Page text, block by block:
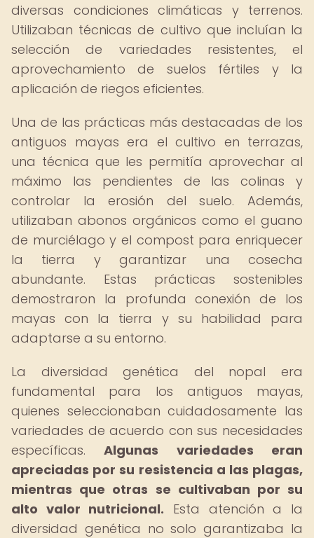
diversas condiciones climáticas y terrenos.
Utilizaban técnicas de cultivo que incluían la
selección de variedades resistentes, el
aprovechamiento de suelos fértiles y la
aplicación de riegos eficientes.
Una de las prácticas más destacadas de los
antiguos mayas era el cultivo en terrazas,
una técnica que les permitía aprovechar al
máximo las pendientes de las colinas y
controlar la erosión del suelo. Además,
utilizaban abonos orgánicos como el guano
de murciélago y el compost para enriquecer
la tierra y garantizar una cosecha
abundante. Estas prácticas sostenibles
demostraron la profunda conexión de los
mayas con la tierra y su habilidad para
adaptarse a su entorno.
La diversidad genética del nopal era
fundamental para los antiguos mayas,
quienes seleccionaban cuidadosamente las
variedades de acuerdo con sus necesidades
específicas.Algunas variedades eran
apreciadas por su resistencia a las plagas,
mientras que otras se cultivaban por su
alto valor nutricional. Esta atención a la
diversidad genética no solo garantizaba la